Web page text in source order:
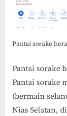
Pantai sorake
Pantai sorake
Pantai sorake
(bermain
Nias Selatan,